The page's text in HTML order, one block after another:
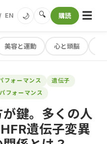
/ EN 🌙 🔍 購読 ☰
美容と運動 心と頭脳
フォーマンス
遺伝子
パフォーマンス
鍵。多くの人
遺伝子変異